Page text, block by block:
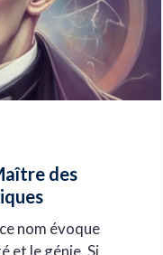
des
nom évoque
et le génie. Si